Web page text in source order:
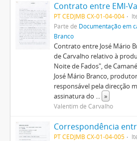
PT CEDJMB CX-01-04-004
Parte de Documentação em
Branco
Contrato entre José Mário
de Carvalho relativo à
Noite de Fados", de
José Mário Branco,
responsável pela direcção
assinatura do ... »
Valentim de Carvalho
PT CEDJMB CX-01-04-005